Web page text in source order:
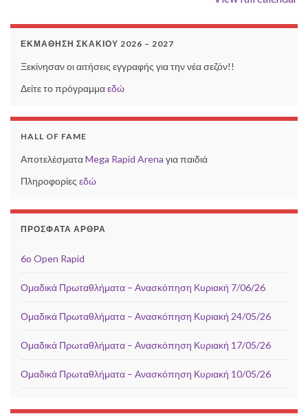
ΕΚΜΆΘΗΣΗ ΣΚΑΚΙΟΎ 2026 – 2027
Ξεκίνησαν οι αιτήσεις εγγραφής για την νέα σεζόν!!
Δείτε το πρόγραμμαεδώ
HALL OF FAME
ΑποτελέσματαMega Rapid Arena για παιδιά
Πληροφορίες εδώ
ΠΡΌΣΦΑΤΑ ΆΡΘΡΑ
6o Open Rapid
Ομαδικά Πρωταθλήματα – Ανασκόπηση Κυριακή 7/06/26
Ομαδικά Πρωταθλήματα – Ανασκόπηση Κυριακή 24/05/26
Ομαδικά Πρωταθλήματα – Ανασκόπηση Κυριακή 17/05/26
Ομαδικά Πρωταθλήματα – Ανασκόπηση Κυριακή 10/05/26